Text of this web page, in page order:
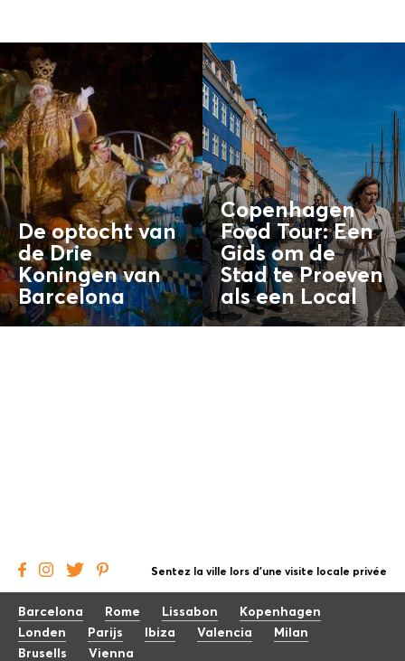
De optocht van
de Drie
Koningen van
Barcelona
Copenhagen
Food Tour: Een
Gids om de
Stad te Proeven
als eenLocal
Sentez la ville lors d'une visite locale privée
Barcelona Rome Lissabon
Kopenhagen
Londen
Parijs Ibiza Valencia
Milan
Brusells
Vienna